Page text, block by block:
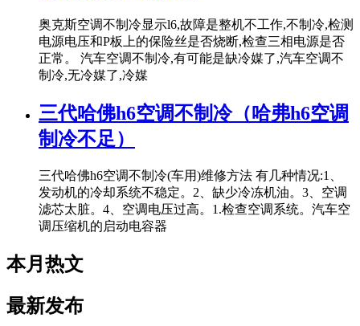
奥克斯空调不制冷显示l6,故障是整机不工作,不制冷,检测
电源电压和P板上的保险丝是否烧断,检查三相电源是否
正常。 汽车空调不制冷,有可能是缺冷媒了,汽车空调不
制冷,无冷媒了,冷媒
三代哈佛h6空调不制冷（哈弗h6空调
制冷不足）
三代哈佛h6空调不制冷(车用)维修方法 有几种情况:1、
发动机的冷却系统不稳定。2、缺少冷冻机油。3、空调
滤芯太脏。4、空调电压过高。1.检查空调系统。汽车空
调压缩机的启动电容器
本月热文
最新发布